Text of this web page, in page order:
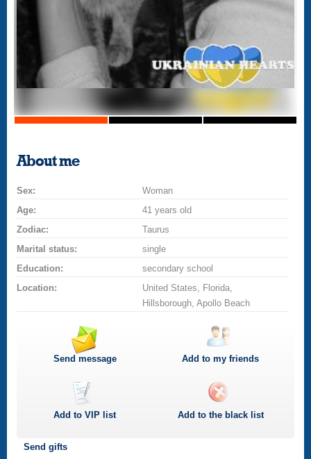
About me
Sex:
Woman
Age:
41 years old
Zodiac:
Taurus
Marital status:
single
Education:
secondary school
Location:
United States, Florida,
Hillsborough, Apollo Beach
Send message Add to my friends
Add toVIP list Add to the black list
Send gifts